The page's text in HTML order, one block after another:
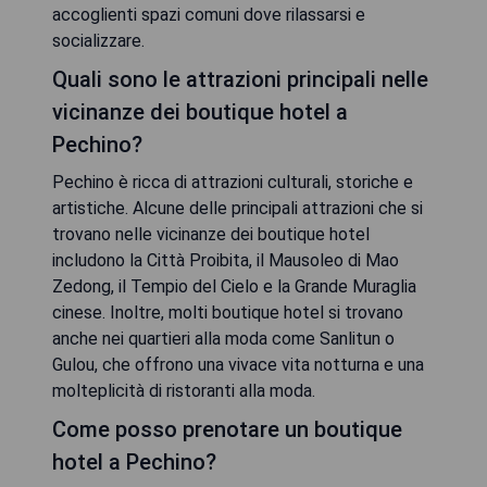
accoglienti spazi comuni dove rilassarsi e
socializzare.
Quali sono le attrazioni principali nelle
vicinanze dei boutique hotel a
Pechino?
Pechino è ricca di attrazioni culturali, storiche e
artistiche. Alcune delle principali attrazioni che si
trovano nelle vicinanze dei boutique hotel
includono la Città Proibita, il Mausoleo di Mao
Zedong, il Tempio del Cielo e la Grande Muraglia
cinese. Inoltre, molti boutique hotel si trovano
anche nei quartieri alla moda come Sanlitun o
Gulou, che offrono una vivace vita notturna e una
molteplicità di ristoranti alla moda.
Come posso prenotare un boutique
hotel a Pechino?